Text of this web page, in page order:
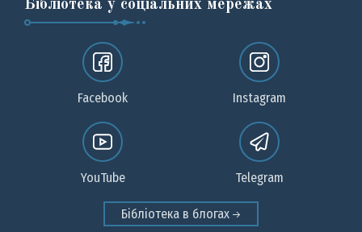
Бібліотека у соціальних мережах
Facebook Instagram
YouTube Telegram
Бібліотека в блогах